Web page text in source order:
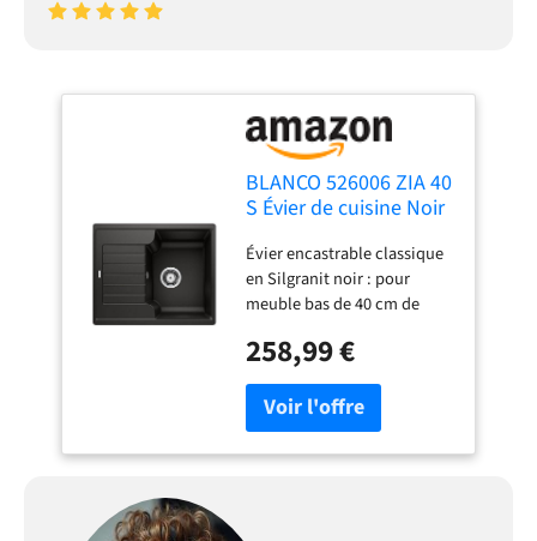
BLANCO 526006 ZIA 40
S Évier de cuisine Noir
Évier encastrable classique
en Silgranit noir : pour
meuble bas de 40 cm de
disponible dans d'autres
couleurs Silgranit et peut
être assorti aux robinets
BLANCO assortis Idéal dans
un petit espace : le plus
258,99 €